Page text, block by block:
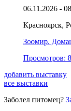
06.11.2026 -
Красноярск,
Зоомир.
Просмотров:
добавить выставку
все выставки
Заболел питомец?